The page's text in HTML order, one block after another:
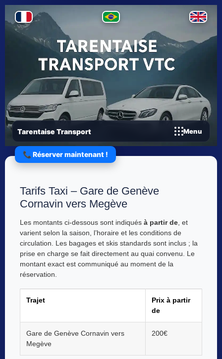
📞 Réserver maintenant !
Tarentaise Transport Menu
Tarifs Taxi – Gare de Genève
Cornavin vers Megève
Les montants ci-dessous sont indiqués à partir de, et
varient selon la saison, l’horaire et les conditions de
circulation. Les bagages et skis standards sont inclus ; la
prise en charge se fait directement au quai convenu. Le
montant exact est communiqué au moment de la
réservation.
Trajet
Prix à partir
de
Gare de Genève Cornavin vers
Megève
200€